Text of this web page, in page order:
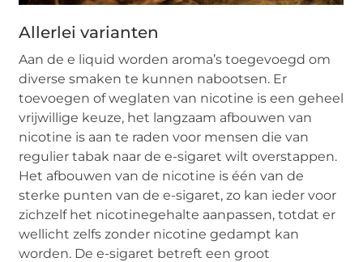
Allerlei varianten
Aan de e liquid worden aroma’s toegevoegd om
diverse smaken te kunnen nabootsen. Er
toevoegen of weglaten van nicotine is een geheel
vrijwillige keuze, het langzaam afbouwen van
nicotine is aan te raden voor mensen die van
regulier tabak naar de e-sigaret wilt overstappen.
Het afbouwen van de nicotine is één van de
sterke punten van de e-sigaret, zo kan ieder voor
zichzelf het nicotinegehalte aanpassen, totdat er
wellicht zelfs zonder nicotine gedampt kan
worden. De e-sigaret betreft een groot